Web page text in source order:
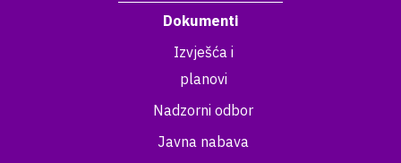
Dokumenti
Izvješća i
planovi
Nadzorni odbor
Javna nabava